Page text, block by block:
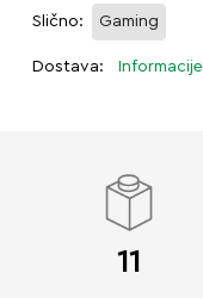
Slično: Gaming
Dostava: Informacije
11